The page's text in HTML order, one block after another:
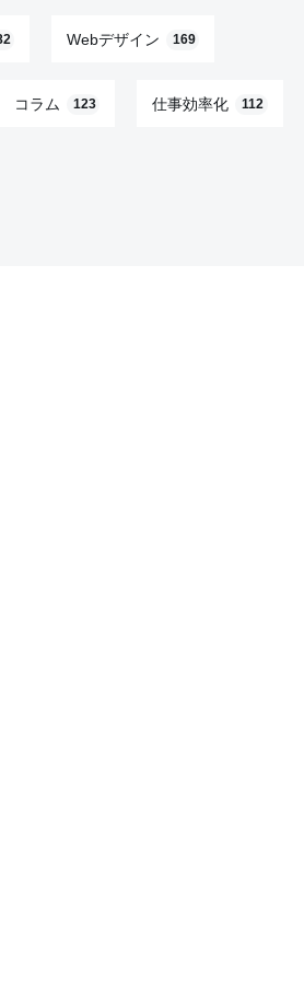
Webデザイン 169
コラム 123 仕事効率化 112